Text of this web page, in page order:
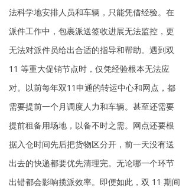
法科学地安排人员和车辆，只能凭借经验。在
派件工作中，包裹派送签收进展无法监控，更
无法对派件员给出合适的指导和帮助。遇到双
11 等重大促销节点时，仅凭经验根本无法应
对。以前每年双11申通的转运中心和网点，都
需要提前一个月调度人力和车辆。甚至还需要
提前租备用场地，以备不时之需。网点还要根
据入仓时间先后把货物区分开，前一天没有送
出去的快递都要优先清理完。无论哪一个环节
出错都会影响揽派效率。即便如此，双 11 期间